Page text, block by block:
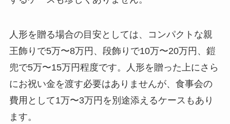
人形を贈る場合の目安としては、コンパクトな親
王飾りで5万〜8万円、段飾りで10万〜20万円、鎧
兜で5万〜15万円程度です。人形を贈った上にさら
にお祝い金を渡す必要はありませんが、食事会の
費用として1万〜3万円を別途添えるケースもあり
ます。